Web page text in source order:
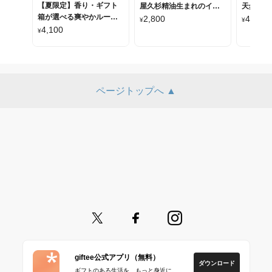
【夏限定】香り・ギフト
箱が選べる爽やかルーム
ミスト
¥4,100
屋久杉精油生まれのイン
センス
¥2,800
天然由
浴剤6個
¥4,000
ページトップへ ▲
giftee公式アプリ（無料）
ギフトのある生活を、もっと身近に。
ダウンロード